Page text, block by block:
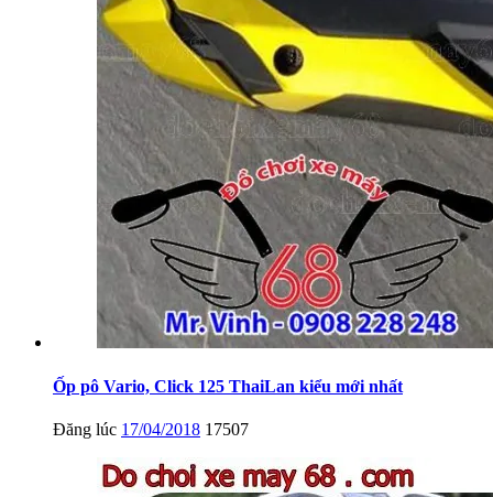
Ốp pô Vario, Click 125 ThaiLan kiểu mới nhất
Đăng lúc 17/04/2018 17507